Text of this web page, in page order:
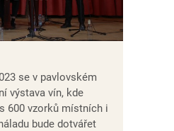
se v pavlovském
výstava vín, kde
600 vzorků místních i
bude dotvářet